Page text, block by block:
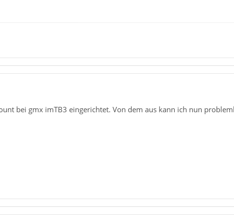
bei gmx imTB3 eingerichtet. Von dem aus kann ich nun